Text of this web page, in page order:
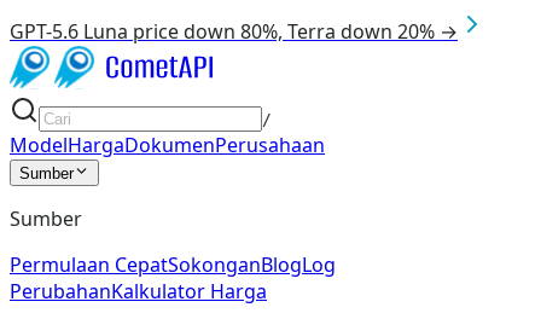
GPT-5.6 Luna price down 80%, Terra down 20% →
/
ModelHargaDokumenPerusahaan
Sumber
Sumber
Permulaan CepatSokonganBlogLog
PerubahanKalkulator Harga